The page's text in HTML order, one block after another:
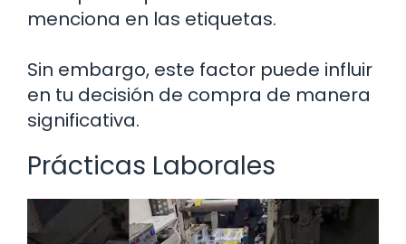
menciona en las etiquetas.
Sin embargo, este factor puede influir
en tu decisión de compra de manera
significativa.
Prácticas Laborales